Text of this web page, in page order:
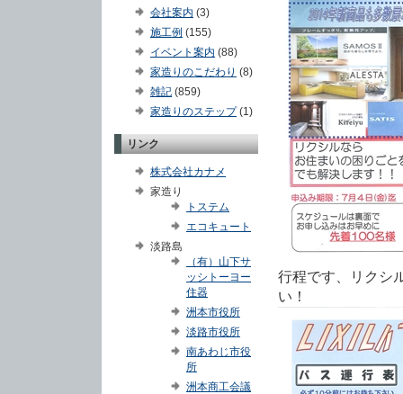
行程です、リクシ
い！
会社案内 (3)
施工例 (155)
イベント案内 (88)
家造りのこだわり (8)
雑記 (859)
家造りのステップ(1)
リンク
株式会社カナメ
家造り
トステム
エコキュート
淡路島
（有）山下サ
ッシトーヨー
住器
洲本市役所
淡路市役所
南あわじ市役
所
洲本商工会議